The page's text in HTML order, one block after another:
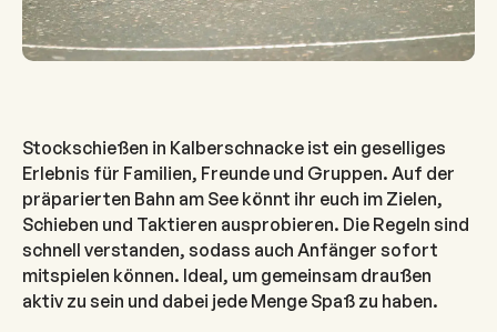
Stockschießen in Kalberschnacke ist ein geselliges
Erlebnis für Familien, Freunde und Gruppen. Auf der
präparierten Bahn am See könnt ihr euch im Zielen,
Schieben und Taktieren ausprobieren. Die Regeln sind
schnell verstanden, sodass auch Anfänger sofort
mitspielen können. Ideal, um gemeinsam draußen
aktiv zu sein und dabei jede Menge Spaß zu haben.